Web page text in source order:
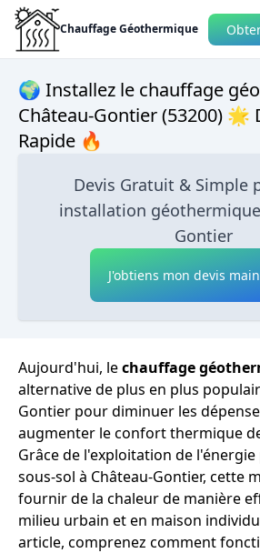
Chauffage Géothermique
🌍 Installez le chauffage
Château-Gontier (53200) 🌟
Rapide 🔥
Devis Gratuit & Simple
installation
Gontier
J'obtiens mon devis
Aujourd'hui, lechauffage
alternative de plus en plus
Gontier pour diminuer les
augmenter le confort thermique
Grâce de l'exploitation de
sous-sol à Château-Gontier, cette
fournir de la chaleur de manière
milieu urbain et en maison
article, comprenez comment